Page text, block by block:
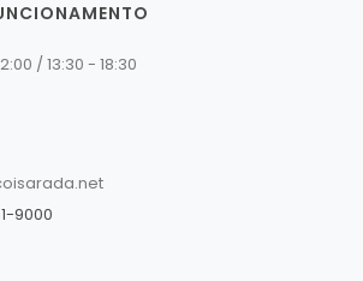
/ 13:30 - 18:30
9000